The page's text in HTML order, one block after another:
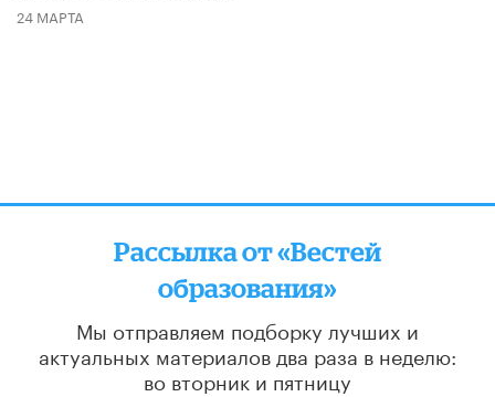
24 МАРТА
Рассылка от «Вестей
образования»
Мы отправляем подборку лучших и
актуальных материалов два раза в неделю:
во вторник и пятницу